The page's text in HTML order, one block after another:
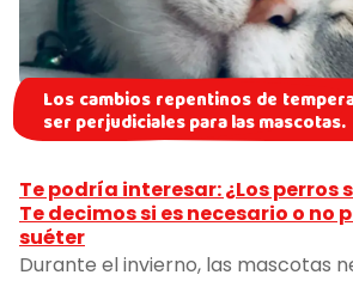
Los cambios repentinos de
ser perjudiciales para las mascotas.
Te podría interesar: ¿Los perros
Te decimos si es necesario o no
suéter
Durante el invierno, las mascotas